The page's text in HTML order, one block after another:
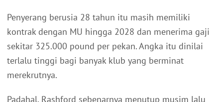
Penyerang berusia 28 tahun itu masih memiliki
kontrak dengan MU hingga 2028 dan menerima gaji
sekitar 325.000 pound per pekan. Angka itu dinilai
terlalu tinggi bagi banyak klub yang berminat
merekrutnya.
Padahal, Rashford sebenarnya menutup musim lalu